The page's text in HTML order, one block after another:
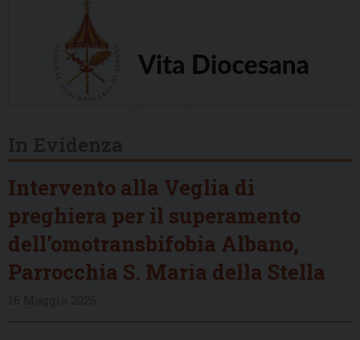
Intervento alla Veglia di
preghiera per il superamento
dell’omotransbifobia Albano,
Parrocchia S. Maria della Stella